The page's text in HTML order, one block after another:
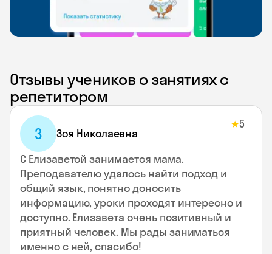
Отзывы учеников о занятиях с
репетитором
З Зоя Николаевна
★5
С Елизаветой занимается мама.
Преподавателю удалось найти подход и
общий язык, понятно доносить
информацию, уроки проходят интересно и
доступно. Елизавета очень позитивный и
приятный человек. Мы рады заниматься
именно с ней, спасибо!